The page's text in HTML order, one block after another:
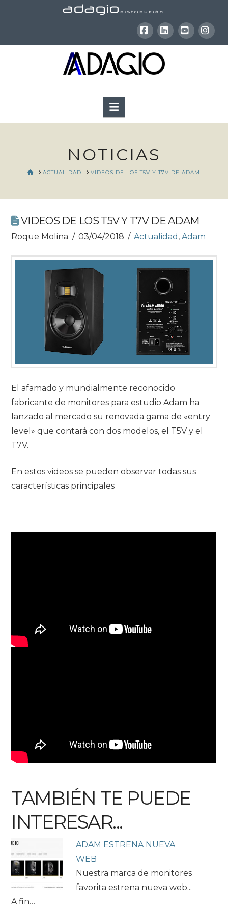
Facebook
LinkedInYouTube
Navigation
NOTICIAS
HOME
ACTUALIDAD VIDEOS DE LOS T5V Y T7V DE ADAM
VIDEOS DE LOS T5V Y T7V DE ADAM
Roque Molina 03/04/2018 Actualidad ,Adam
El afamado y mundialmente reconocido
fabricante de monitores para estudio Adam ha
lanzado al mercado su renovada gama de «entry
level» que contará con dos modelos, el T5V y el
T7V.
En estos videos se pueden observar todas sus
características principales
TAMBIÉN TE PUEDE
INTERESAR...
ADAM ESTRENA NUEVA
WEB
Nuestra marca de monitores
favorita estrena nueva web...
A fin…